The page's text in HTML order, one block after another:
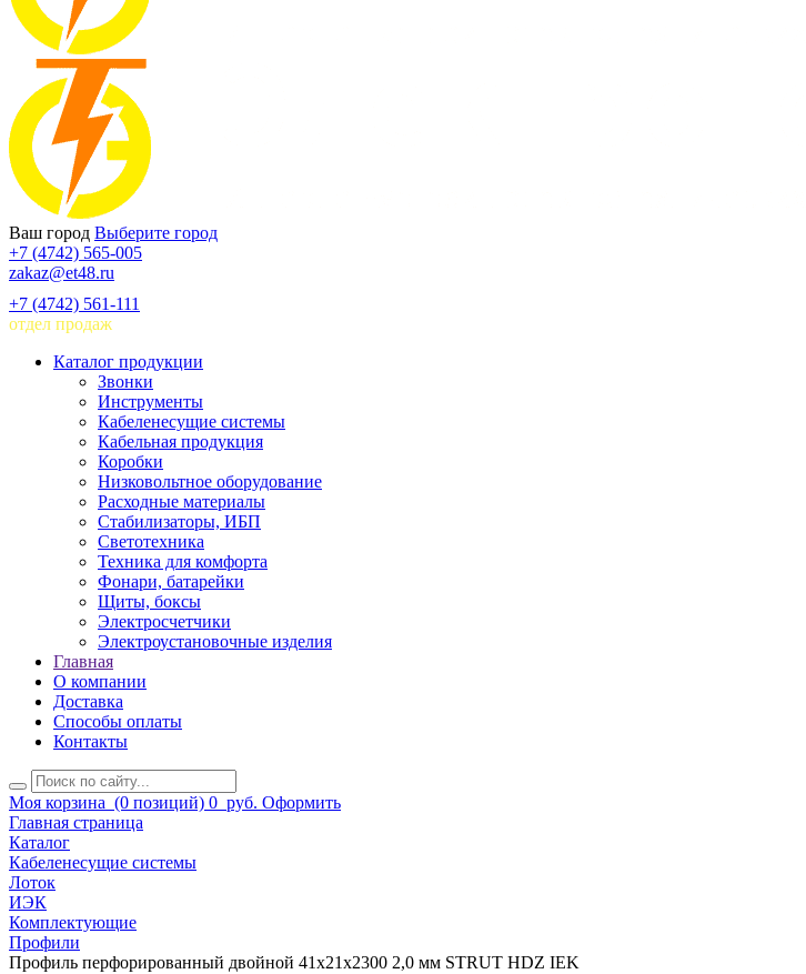
Ваш город Выберите город
+7 (4742) 565-005
zakaz@et48.ru
+7 (4742) 561-111
отдел продаж
Каталог продукции
Звонки
Инструменты
Кабеленесущие системы
Кабельная продукция
Коробки
Низковольтное оборудование
Расходные материалы
Стабилизаторы, ИБП
Светотехника
Техника для комфорта
Фонари, батарейки
Щиты, боксы
Электросчетчики
Электроустановочные изделия
Главная
О компании
Доставка
Способы оплаты
Контакты
Моя корзина (0 позиций) 0 руб. Оформить
Главная страница
Каталог
Кабеленесущие системы
Лоток
ИЭК
Комплектующие
Профили
Профиль перфорированный двойной 41х21х2300 2,0 мм STRUT HDZ IEK